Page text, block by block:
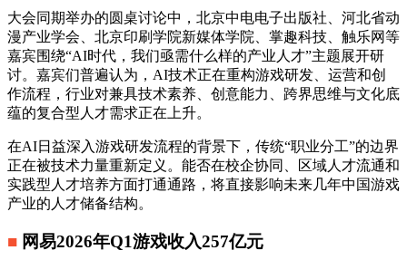
大会同期举办的圆桌讨论中，北京中电电子出版社、河北省动
漫产业学会、北京印刷学院新媒体学院、掌趣科技、触乐网等
嘉宾围绕“AI时代，我们亟需什么样的产业人才”主题展开研
讨。嘉宾们普遍认为，AI技术正在重构游戏研发、运营和创
作流程，行业对兼具技术素养、创意能力、跨界思维与文化底
蕴的复合型人才需求正在上升。
在AI日益深入游戏研发流程的背景下，传统“职业分工”的边界
正在被技术力量重新定义。能否在校企协同、区域人才流通和
实践型人才培养方面打通通路，将直接影响未来几年中国游戏
产业的人才储备结构。
■ 网易2026年Q1游戏收入257亿元